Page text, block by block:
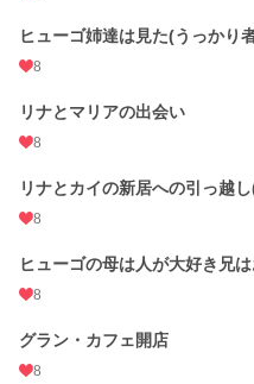
話の流れやキャラクターを壊しそう
面なのか説明を入れてます。
小説
恋愛 66,315 位 / 66,315 件
お気に入り
24h.ポイント 0 pt
文字数
更新日時 2025.01.02 22:24
ヒューゴ姉達は見た(うっかり
8
リナとマリアの出会い
8
リナとカイの新居への引っ越
8
ヒューゴの母は人が大好き兄
8
グラン・カフェ開店
8